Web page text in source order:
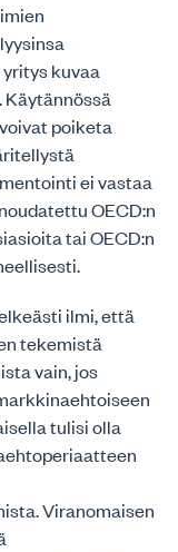
kuvaa
poiketa
ei vastaa
OECD:n
tai OECD:n
ilmi, että
tekemistä
vain, jos
tulisi olla
Viranomaisen